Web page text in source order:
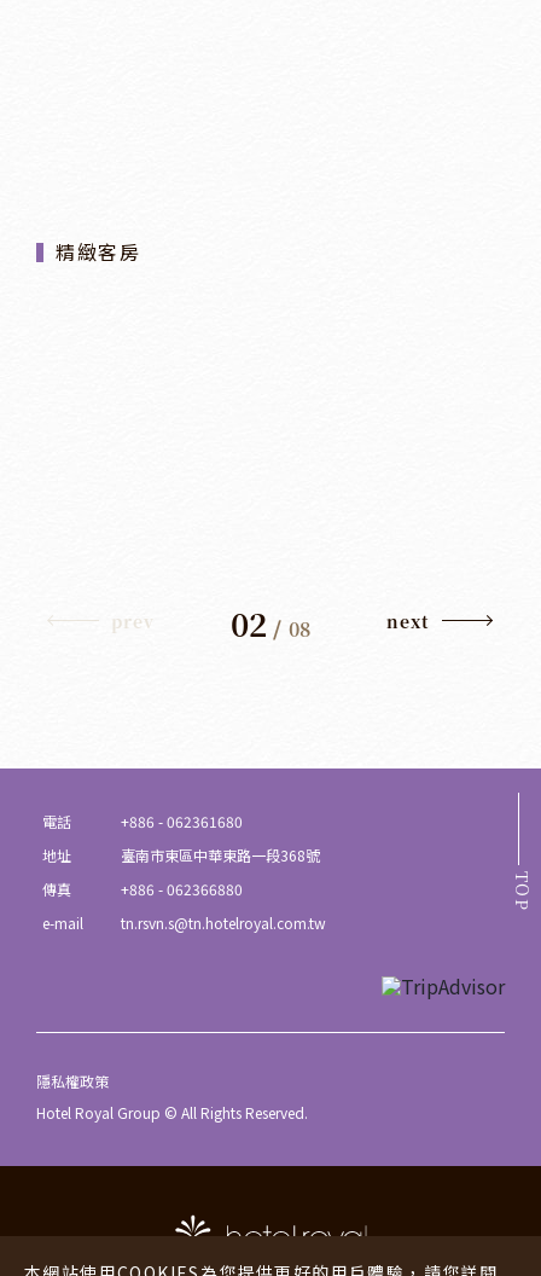
精緻客房
prev 02 /08 next
TOP
電話
+886 - 062361680
地址
臺南市東區中華東路一段368號
傳真
+886 - 062366880
e-mail
tn.rsvn.s@tn.hotelroyal.com.tw
隱私權政策
Hotel Royal Group © All Rights Reserved.